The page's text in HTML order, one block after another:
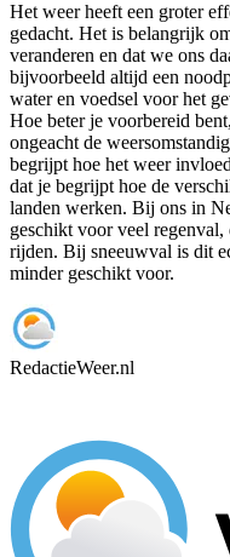
Het weer heeft een groter
gedacht. Het is belangrijk
veranderen en dat we ons
bijvoorbeeld altijd een
water en voedsel voor het
Hoe beter je voorbereid
ongeacht de
begrijpt hoe het weer
dat je begrijpt hoe de
landen werken. Bij ons in
geschikt voor veel
rijden. Bij sneeuwval is dit
minder geschikt voor.
RedactieWeer.nl